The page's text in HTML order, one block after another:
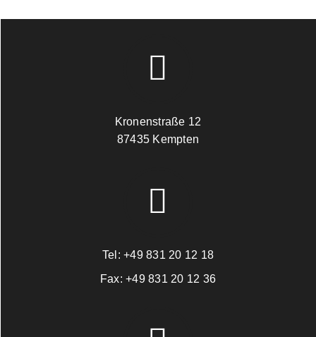
Kronenstraße 12
87435 Kempten
Tel: +49 831 20 12 18
Fax: +49 831 20 12 36